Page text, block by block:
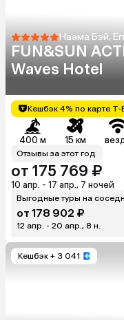
Наама Бэй,
FUN&SUN
Waves Hotel
Кешбэк 4% по карте Т-
400 м 15 км
Отзывы за этот год
от 175 769 ₽
10 апр. - 17 апр., 7 ночей
Выгодные туры на
от 178 902 ₽
12 апр. - 20 апр., 8 н.
Кешбэк + 3 041